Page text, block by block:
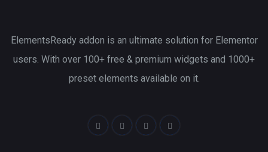
ElementsReady addon is an ultimate solution for Elementor
users. With over 100+ free & premium widgets and 1000+
preset elements available on it.